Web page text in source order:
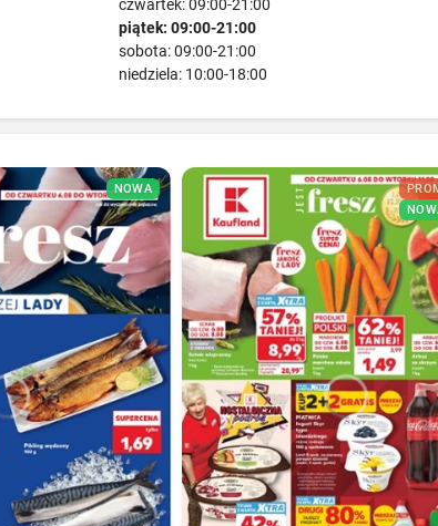
czwartek: 09:00-21:00
piątek: 09:00-21:00
sobota: 09:00-21:00
niedziela: 10:00-18:00
NOWA